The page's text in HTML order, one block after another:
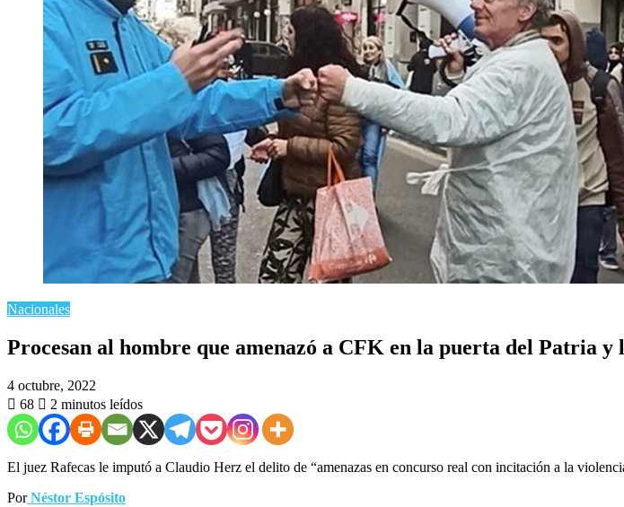
Nacionales
Procesan al hombre que amenazó a CFK en la puerta del Patria
4 octubre, 2022
68
2 minutos leídos
El juez Rafecas le imputó a Claudio Herz el delito de “amenazas en concurso real con incitación a la
PorNéstor Espósito